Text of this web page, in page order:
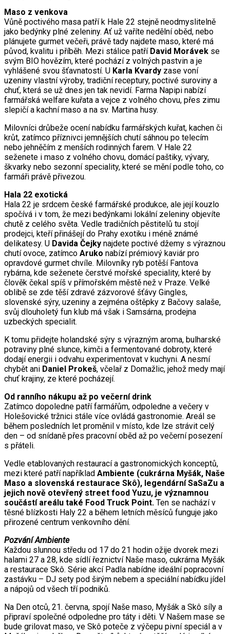
Maso z venkova
Vůně poctivého masa patří k Hale 22 stejně neodmyslitelně
jako bedýnky plné zeleniny. Ať už vaříte nedělní oběd, nebo
plánujete gurmet večeři, právě tady najdete maso, které má
původ, kvalitu i příběh. Mezi stálice patří David Morávek se
svým BIO hovězím, které pochází z volných pastvin a je
vyhlášené svou šťavnatostí. U Karla Kvardy zase voní
uzeniny vlastní výroby, tradiční receptury, poctivé suroviny a
chuť, která se už dnes jen tak nevidí. Farma Napipi nabízí
farmářská welfare kuřata a vejce z volného chovu, přes zimu
slepičí a kachní maso a na sv. Martina husy.
Milovníci drůbeže ocení nabídku farmářských kuřat, kachen či
krůt, zatímco příznivci jemnějších chutí sáhnou po telecím
nebo jehněčím z menších rodinných farem. V Hale 22
seženete i maso z volného chovu, domácí paštiky, vývary,
škvarky nebo sezonní speciality, které se mění podle toho, co
farmáři právě přivezou.
Hala 22 exotická
Hala 22 je srdcem české farmářské produkce, ale její kouzlo
spočívá i v tom, že mezi bedýnkami lokální zeleniny objevíte
chutě z celého světa. Vedle tradičních pěstitelů tu stojí
prodejci, kteří přinášejí do Prahy exotiku i méně známé
delikatesy. U Davida Čejky najdete poctivé džemy s výraznou
chutí ovoce, zatímco Aruko nabízí prémiový kaviár pro
opravdové gurmet chvíle. Milovníky ryb potěší Fantova
rybárna, kde seženete čerstvé mořské speciality, které by
člověk čekal spíš v přímořském městě než v Praze. Velké
oblibě se zde těší zdravé zázvorové šťávy Gingles,
slovenské sýry, uzeniny a zejména oštěpky z Bačovy salaše,
svůj dlouholetý fun klub má však i Samsárna, prodejna
uzbeckých specialit.
K tomu přidejte holandské sýry s výrazným aroma, bulharské
potraviny plné slunce, kimči a fermentované dobroty, které
dodají energii i odvahu experimentovat v kuchyni. A nesmí
chybět ani Daniel Prokeš, včelař z Domažlic, jehož medy mají
chuť krajiny, ze které pocházejí.
Od ranního nákupu až po večerní drink
Zatímco dopoledne patří farmářům, odpoledne a večery v
Holešovické tržnici stále více ovládá gastronomie. Areál se
během posledních let proměnil v místo, kde lze strávit celý
den – od snídaně přes pracovní oběd až po večerní posezení
s přáteli.
Vedle etablovaných restaurací a gastronomických konceptů,
mezi které patří například Ambiente (cukrárna Myšák, Naše
Maso a slovenská restaurace Skô), legendární SaSaZu a
jejich nově otevřený street food Yuzu, je významnou
součástí areálu také Food Truck Point. Ten se nachází v
těsné blízkosti Haly 22 a během letních měsíců funguje jako
přirozené centrum venkovního dění.
Pozvání Ambiente
Každou slunnou středu od 17 do 21 hodin ožije dvorek mezi
halami 27 a 28, kde sídlí řeznictví Naše maso, cukrárna Myšák
a restaurace Skô. Série akcí Padla nabídne ideální popracovní
zastávku – DJ sety pod širým nebem a speciální nabídku jídel
a nápojů od všech tří podniků.
Na Den otců, 21. června, spojí Naše maso, Myšák a Skô síly a
připraví společné odpoledne pro táty i děti. V Našem mase se
bude grilovat maso, ve Skô poteče z výčepu pivní speciál a v